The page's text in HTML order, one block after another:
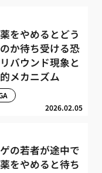
をやめるとどう
か待ち受ける恐
バウンド現象と
メカニズム
2026.02.05
の若者が途中で
をやめると待ち